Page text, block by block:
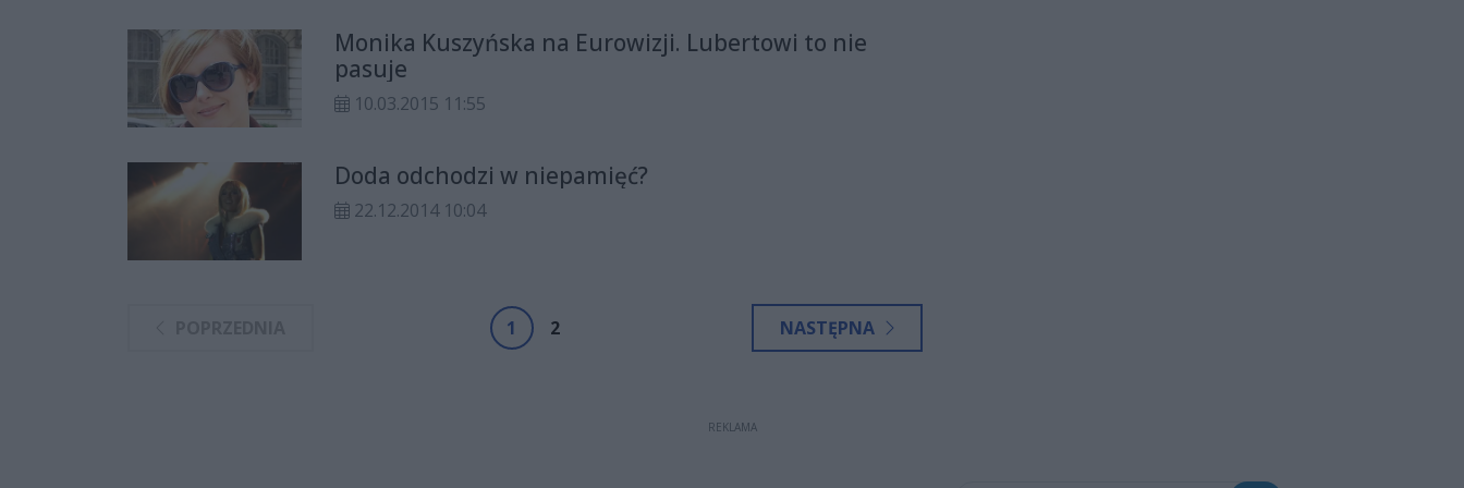
Monika Kuszyńska na Eurowizji. Lubertowi to nie
pasuje
10.03.2015 11:55
Doda odchodzi w niepamięć?
22.12.2014 10:04
1 2 NASTĘPNA
REKLAMA